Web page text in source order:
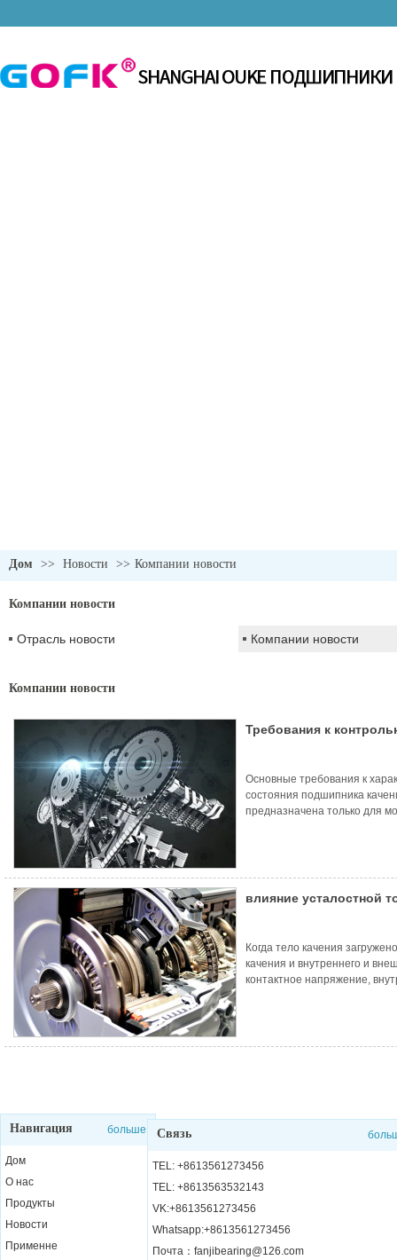
Дом >> Новости >> Компании новости
Компании новости
Отрасль новости Компании новости
Компании новости
Требования к
Основные требования к
состояния подшипника
предназначена только для
влияние усталостной
Когда тело качения
качения и внутреннего и
контактное напряжение,
Навигация больше
Дом
О нас
Продукты
Новости
Применне
Связь
TEL: +8613561273456
TEL: +8613563532143
VK:+8613561273456
Whatsapp:+8613561273456
Почта：fanjibearing@126.com